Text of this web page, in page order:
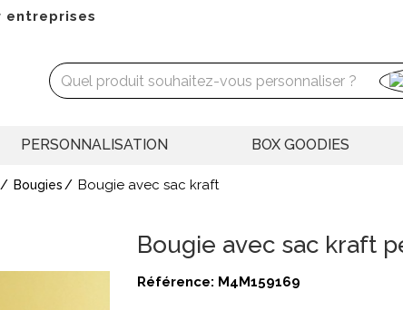
entreprises
PERSONNALISATION BOX GOODIES
Bougies Bougie avec sac kraft
Bougie avec sac kraft
Référence: M4M159169